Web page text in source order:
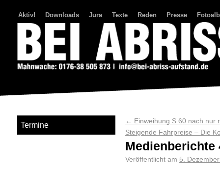
Aktiv! Downloads Jura Texte Reden Presse
← Einweihung S 60 nach nur
Steigende Fahrpreise – Die
Medienberichte
Veröffentlicht am 5.
Termine